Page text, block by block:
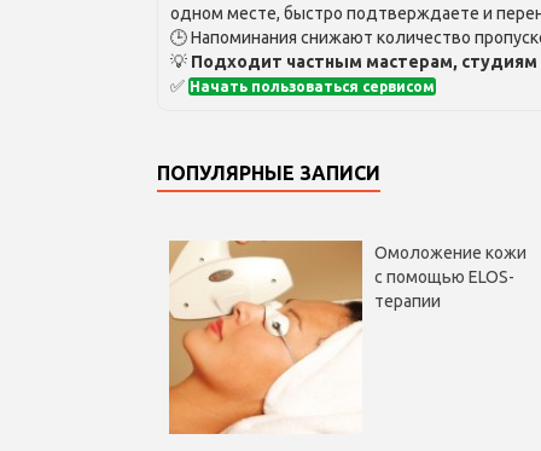
одном месте, быстро подтверждаете и
🕒 Напоминания снижают количество
💡 Подходит частным мастерам,
✅ Начать пользоваться сервисом
ПОПУЛЯРНЫЕ ЗАПИСИ
Омоложение кожи
с помощью ELOS-
терапии